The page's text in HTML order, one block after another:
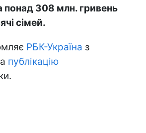
понад 308 млн. гривень
сімей.
РБК-Україна з
публікацію